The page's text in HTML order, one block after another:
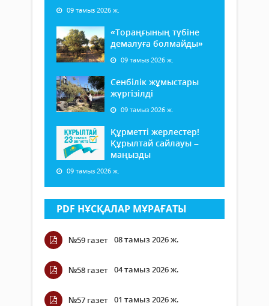
09 тамыз 2026 ж.
«Тораңғының түбіне
демалуға болмайды»
09 тамыз 2026 ж.
Сенбілік жұмыстары
жүргізілді
09 тамыз 2026 ж.
Құрметті жерлестер!
Құрылтай сайлауы –
маңызды
09 тамыз 2026 ж.
PDF НҰСҚАЛАР МҰРАҒАТЫ
№59 газет 08 тамыз 2026 ж.
№58 газет 04 тамыз 2026 ж.
№57 газет 01 тамыз 2026 ж.